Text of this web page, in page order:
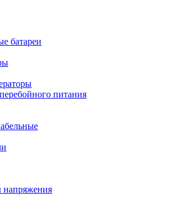
батареи
питания
напряжения